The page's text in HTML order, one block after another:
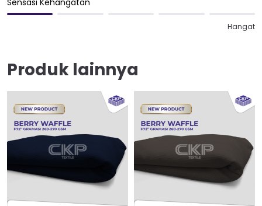
Sensasi Kehangatan
Hangat
Produk lainnya